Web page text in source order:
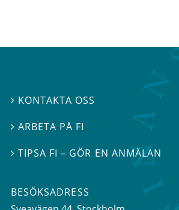
 KONTAKTA OSS
 ARBETA PÅ FI
TIPSA FI – GÖR EN ANMÄLAN
BESÖKSADRESS